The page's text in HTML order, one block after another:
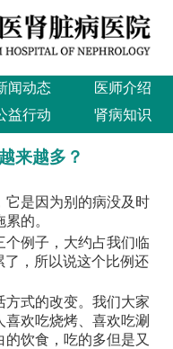
闻动态
医师介绍
益行动 肾病知识
来越多？
是因为别的病没及时
的。
例子，大约占我们临
了，所以说这个比例还
式的改变。我们大家
欢吃烧烤、喜欢吃涮
饮食，吃的多但是又